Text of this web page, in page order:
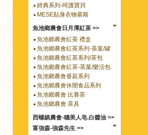
經典系列-呵護寶貝
MESE貼身衣物慕斯
魚池鄉農會日月潭紅茶 >>
魚池鄉農會紅茶 禮盒
魚池鄉農會紅茶系列-茶葉/罐
魚池鄉農會紅茶系列/茶包
魚池鄉農會紅茶-茶葉/樂活包
魚池鄉農會香菇系列
魚池鄉農會休閒食品系列
魚池鄉農會 比賽茶
魚池鄉農會 茶具
西螺鎮農會-穗美人皂.白醬油 >>
富強森-強森先生 >>